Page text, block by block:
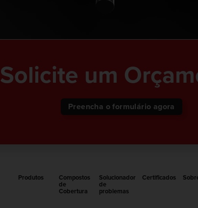
Solicite um
Preencha o formulário agora
Produtos
Compostos
de
Cobertura
Solucionador
de
problemas
Certificados